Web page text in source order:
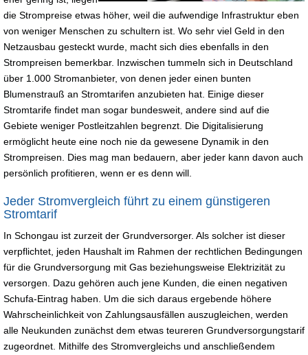
die Strompreise etwas höher, weil die aufwendige Infrastruktur eben
von weniger Menschen zu schultern ist. Wo sehr viel Geld in den
Netzausbau gesteckt wurde, macht sich dies ebenfalls in den
Strompreisen bemerkbar. Inzwischen tummeln sich in Deutschland
über 1.000 Stromanbieter, von denen jeder einen bunten
Blumenstrauß an Stromtarifen anzubieten hat. Einige dieser
Stromtarife findet man sogar bundesweit, andere sind auf die
Gebiete weniger Postleitzahlen begrenzt. Die Digitalisierung
ermöglicht heute eine noch nie da gewesene Dynamik in den
Strompreisen. Dies mag man bedauern, aber jeder kann davon auch
persönlich profitieren, wenn er es denn will.
Jeder Stromvergleich führt zu einem günstigeren
Stromtarif
In Schongau ist zurzeit der Grundversorger. Als solcher ist dieser
verpflichtet, jeden Haushalt im Rahmen der rechtlichen Bedingungen
für die Grundversorgung mit Gas beziehungsweise Elektrizität zu
versorgen. Dazu gehören auch jene Kunden, die einen negativen
Schufa-Eintrag haben. Um die sich daraus ergebende höhere
Wahrscheinlichkeit von Zahlungsausfällen auszugleichen, werden
alle Neukunden zunächst dem etwas teureren Grundversorgungstarif
zugeordnet. Mithilfe des Stromvergleichs und anschließendem